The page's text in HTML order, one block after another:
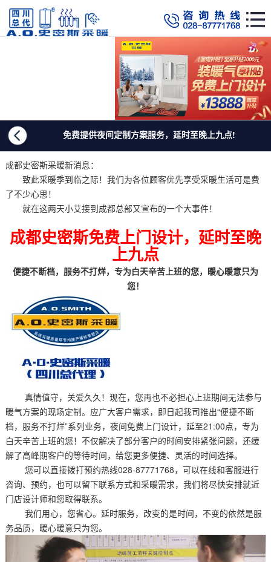
免费提供夜间定制方案服务，延时至晚上九点!
成都史密斯采暖新消息：
致此采暖季到临之际！我们为各位顾客优先享受采暖生活可是费
了不少心思！
就在这两天小艾接到成都总部又宣布的一个大事件！
成都史密斯免费上门设计，延时至晚
上九点
便捷不断档，服务不打烊，专为白天辛苦上班的您，暖心暖意只为
您！
真情值守，关爱久久！现在，您再也不必担心上班期间无法参与
暖气方案的现场定制。应广大客户需求，即日起我司推出“便捷不断
档，服务不打烊”系列业务，夜间免费上门设计，延至21:00点，专为
白天辛苦上班的您！不仅解决了部分客户的时间安排紧张问题，还缓
解了高峰期客户的等待时间，给您更多便捷、灵活的时间选择。
您可以直接拨打预约热线028-87771768，可以在线和客服进行
咨询、预约，也可以留下联系方式和采暖需求，我们将尽快安排就近
门店设计师和您取得联系。
我们用心，您省心。延时服务，改变的是时间，不变的依然是服
务品质，暖心暖意只为您。